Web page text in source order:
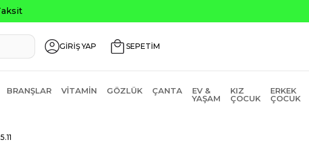
GİRİŞ YAP SEPETİM
BRANŞLAR VITAMIN GÖZLÜK ÇANTA
EV &
YAŞAM
KIZ
ÇOCUK
ERKEK
ÇOCUK
5.11